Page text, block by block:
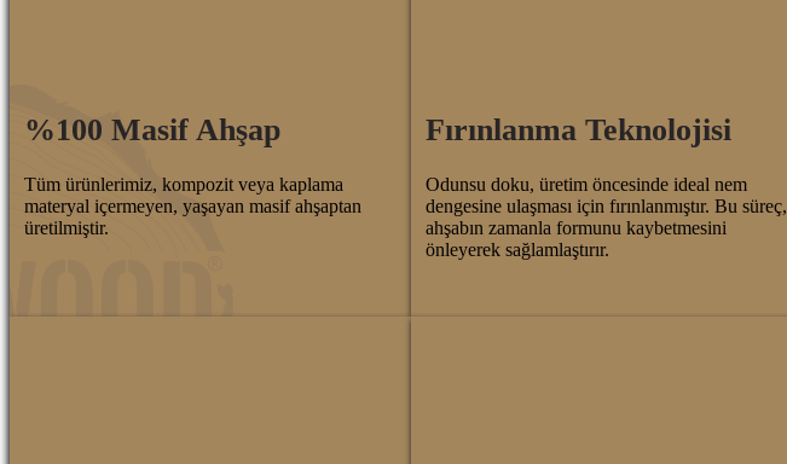
%100 Masif Ahşap
Tüm ürünlerimiz, kompozit veya kaplama
materyal içermeyen, yaşayan masif ahşaptan
üretilmiştir.
Fırınlanma Teknolojisi
Odunsu doku, üretim öncesinde ideal nem
dengesine ulaşması için fırınlanmıştır. Bu süreç,
ahşabın zamanla formunu kaybetmesini
önleyerek sağlamlaştırır.